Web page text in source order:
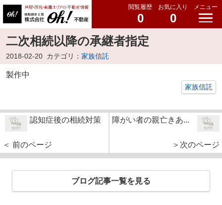
閲覧履歴
0
お気に入り
0
メニュー
二次相続以降の承継者指定
2018-02-20 カテゴリ： 家族信託
製作中
家族信託
認知症後の相続対策
＜ 前のページ
障がい者の親亡きあ...
＞次のページ
ブログ記事一覧を見る